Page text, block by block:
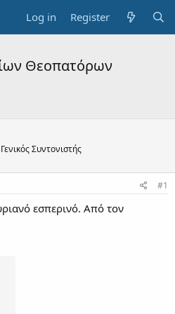
Log in Register
Θεοπατόρων
Συντονιστής
#1
εσπερινό. Από τον